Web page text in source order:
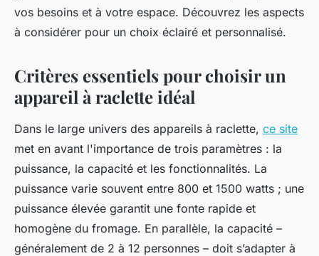
vos besoins et à votre espace. Découvrez les aspects
à considérer pour un choix éclairé et personnalisé.
Critères essentiels pour choisir un
appareil à raclette idéal
Dans le large univers des appareils à raclette, ce site
met en avant l'importance de trois paramètres : la
puissance, la capacité et les fonctionnalités. La
puissance varie souvent entre 800 et 1500 watts ; une
puissance élevée garantit une fonte rapide et
homogène du fromage. En parallèle, la capacité –
généralement de 2 à 12 personnes – doit s’adapter à